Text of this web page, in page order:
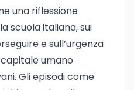
una riflessione
scuola italiana, sui
e sull’urgenza
umano
Gli episodi come